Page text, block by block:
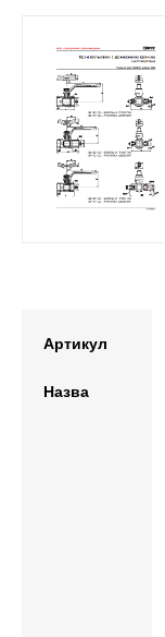
Артикул
Назва